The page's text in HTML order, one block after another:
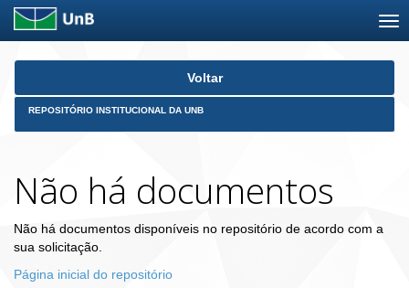
Skip
Voltar
REPOSITÓRIO INSTITUCIONAL DA UNB
Não há documentos
Não há documentos disponíveis no repositório de acordo com a
sua solicitação.
Página inicial do repositório